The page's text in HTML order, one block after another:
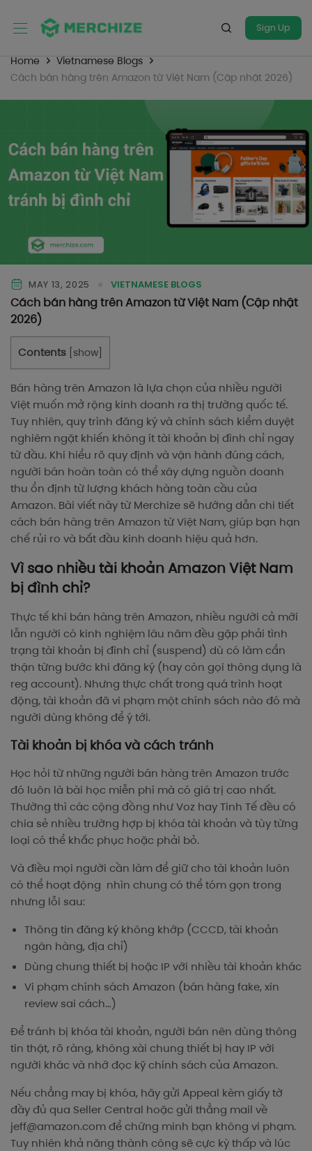
Sign Up
Home
Vietnamese Blogs
Cách bán hàng trên Amazon từ Việt Nam (Cập nhật 2026)
MAY 13, 2025 VIETNAMESE BLOGS
Cách bán hàng trên Amazon từ Việt Nam (Cập nhật
2026)
Contents show
Bán hàng trên Amazon là lựa chọn của nhiều người
Việt muốn mở rộng kinh doanh ra thị trường quốc tế.
Tuy nhiên, quy trình đăng ký và chính sách kiểm duyệt
nghiêm ngặt khiến không ít tài khoản bị đình chỉ ngay
từ đầu. Khi hiểu rõ quy định và vận hành đúng cách,
người bán hoàn toàn có thể xây dựng nguồn doanh
thu ổn định từ lượng khách hàng toàn cầu của
Amazon. Bài viết này từ Merchize sẽ hướng dẫn chi tiết
cách bán hàng trên Amazon từ Việt Nam, giúp bạn hạn
chế rủi ro và bắt đầu kinh doanh hiệu quả hơn.
Vì sao nhiều tài khoản Amazon Việt Nam
bị đình chỉ?
Thực tế khi bán hàng trên Amazon, nhiều người cả mới
lẫn người có kinh nghiệm lâu năm đều gặp phải tình
trạng tài khoản bị đình chỉ (suspend) dù có làm cẩn
thận từng bước khi đăng ký (hay còn gọi thông dụng là
reg account). Nhưng thực chất trong quá trình hoạt
động, tài khoản đã vi phạm một chính sách nào đó mà
người dùng không để ý tới.
Tài khoản bị khóa và cách tránh
Học hỏi từ những người bán hàng trên Amazon trước
đó luôn là bài học miễn phí mà có giá trị cao nhất.
Thường thì các cộng đồng như Voz hay Tinh Tế đều có
chia sẻ nhiều trường hợp bị khóa tài khoản và tùy từng
loại có thể khắc phục hoặc phải bỏ.
Và điều mọi người cần làm để giữ cho tài khoản luôn
có thể hoạt động nhìn chung có thể tóm gọn trong
nhưng lỗi sau:
Thông tin đăng ký không khớp (CCCD, tài khoản
ngân hàng, địa chỉ)
Dùng chung thiết bị hoặc IP với nhiều tài khoản khác
Vi phạm chính sách Amazon (bán hàng fake, xin
review sai cách…)
Để tránh bị khóa tài khoản, người bán nên dùng thông
tin thật, rõ ràng, không xài chung thiết bị hay IP với
người khác và nhớ đọc kỹ chính sách của Amazon.
Nếu chẳng may bị khóa, hãy gửi Appeal kèm giấy tờ
đầy đủ qua Seller Central hoặc gửi thẳng mail về
jeff@amazon.comđể chứng minh bạn không vi phạm.
Tuy nhiên khả năng thành công sẽ cực kỳ thấp và lúc